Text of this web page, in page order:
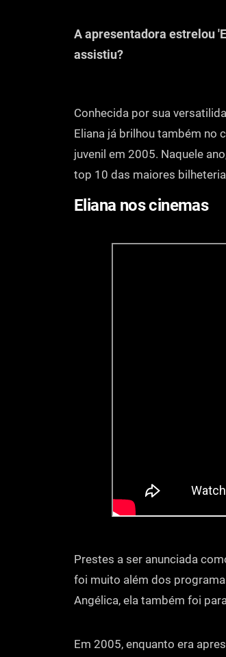
A apresentadora estrelou
assistiu?
Conhecida por sua
Eliana já brilhou também no
juvenil em 2005. Naquele
top 10 das maiores
Eliana nos cinemas
Prestes a ser anunciada
foi muito além dos
Angélica, ela também foi
Em 2005, enquanto era